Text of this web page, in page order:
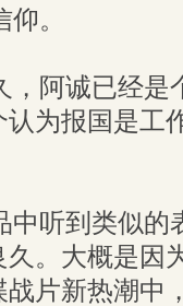
。
，阿诚已经是
为报国是工
中听到类似的
。大概是因
片新热潮中